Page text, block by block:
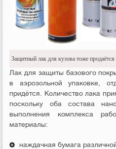
Защитный лак для кузова тоже
Лак для защиты базового
в аэрозольной упаковке,
придётся. Количество лака
поскольку оба состава
выполнения комплекса
материалы:
наждачная бумага